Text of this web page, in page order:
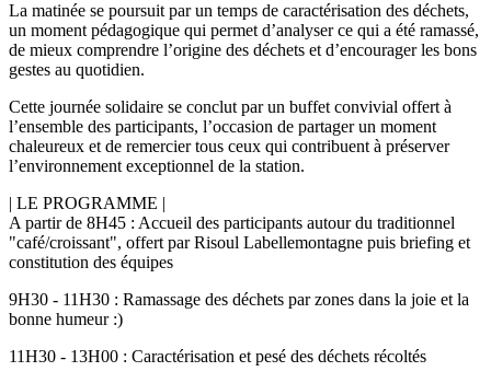
La matinée se poursuit par un temps de caractérisation des déchets,
un moment pédagogique qui permet d’analyser ce qui a été ramassé,
de mieux comprendre l’origine des déchets et d’encourager les bons
gestes au quotidien.
Cette journée solidaire se conclut par un buffet convivial offert à
l’ensemble des participants, l’occasion de partager un moment
chaleureux et de remercier tous ceux qui contribuent à préserver
l’environnement exceptionnel de la station.
| LE PROGRAMME |
A partir de 8H45 : Accueil des participants autour du traditionnel
"café/croissant", offert par Risoul Labellemontagne puis briefing et
constitution des équipes
9H30 - 11H30 : Ramassage des déchets par zones dans la joie et la
bonne humeur :)
11H30 - 13H00 : Caractérisation et pesé des déchets récoltés